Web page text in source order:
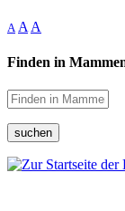
A A A
Finden in
suchen